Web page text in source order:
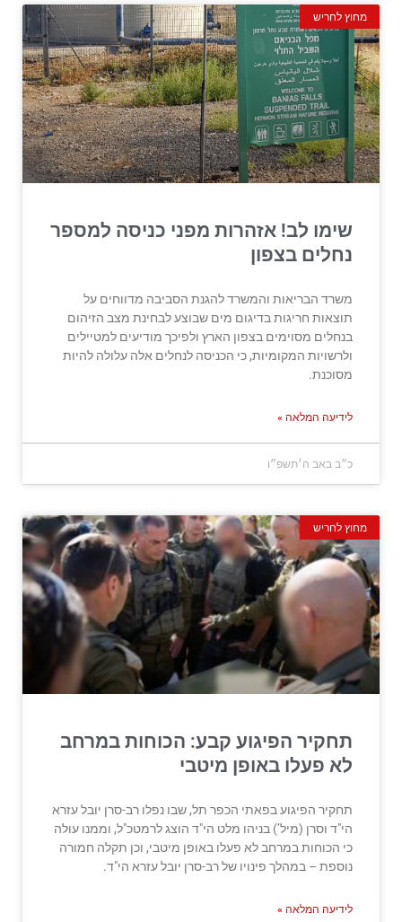
מחוץ לחריש
שימו לב! אזהרות מפני כניסה למספר
נחלים בצפון
משרד הבריאות והמשרד להגנת הסביבה מדווחים על
תוצאות חריגות בדיגום מים שבוצע לבחינת מצב הזיהום
בנחלים מסוימים בצפון הארץ ולפיכך מודיעים למטיילים
ולרשויות המקומיות, כי הכניסה לנחלים אלה עלולה להיות
מסוכנת.
לידיעה המלאה »
כ״ב באב ה׳תשפ״ו
מחוץ לחריש
תחקיר הפיגוע קבע: הכוחות במרחב
לא פעלו באופן מיטבי
תחקיר הפיגוע בפאתי הכפר תל, שבו נפלו רב-סרן יובל עזרא
הי"ד וסרן (מיל’) בניהו מלט הי"ד הוצג לרמטכ"ל, וממנו עולה
כי הכוחות במרחב לא פעלו באופן מיטבי, וכן תקלה חמורה
נוספת – במהלך פינויו של רב-סרן יובל עזרא הי"ד.
לידיעה המלאה »